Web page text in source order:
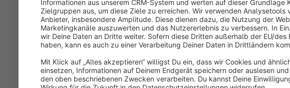
erheben und verarbeiten können.
Derzeit finden einige Kalkulation der Daten auf deinem
daher bewusst, dass große Datenmengen sich auf die
auswirken können.